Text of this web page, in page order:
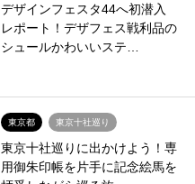
デザインフェスタ44へ初潜入
レポート！デザフェス戦利品の
シュールかわいいステ…
東京都 東京十社巡り
東京十社巡りに出かけよう！専
用御朱印帳を片手に記念絵馬を